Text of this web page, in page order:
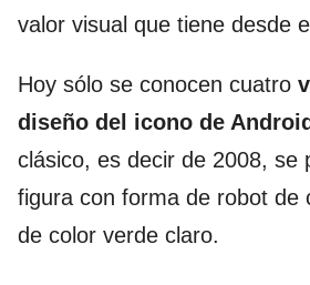
valor visual que tiene desde
Hoy sólo se conocen cuatro
diseño del icono de Android
clásico, es decir de 2008, se
figura con forma de robot de
de color verde claro.